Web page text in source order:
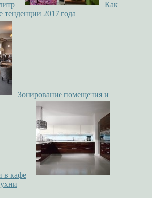
Как
тенденции 2017 года
Зонирование помещения и
в кафе